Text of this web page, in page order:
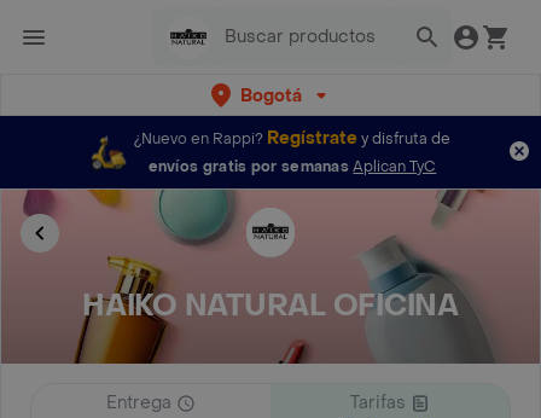
Bogotá
¿Nuevo en Rappi? Regístratey disfruta de
envíos gratis por semanas Aplican TyC
HAIKO NATURAL OFICINA
Entrega
Tarifas